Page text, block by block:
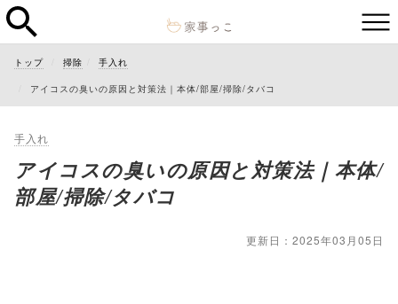
トップ 掃除 手入れ
アイコスの臭いの原因と対策法｜本体/部屋/掃除/タバコ
手入れ
アイコスの臭いの原因と対策法｜本体/
部屋/掃除/タバコ
更新日：2025年03月05日